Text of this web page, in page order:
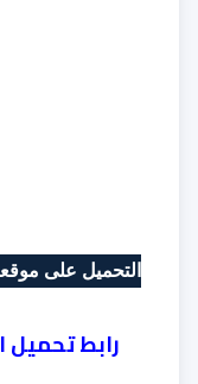
التحميل على
رابط